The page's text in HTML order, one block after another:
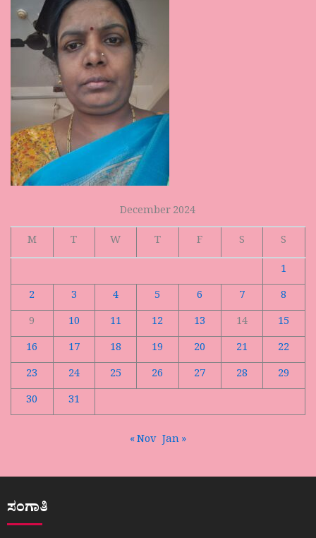
December 2024
M
T W T F S
S
1
2
3 4 5 6 7
8
9
10 11 12 13 14
15
16
17 18 19 20 21
22
23
24 25 26 27 28
29
30
31
« Nov Jan »
ಸಂಗಾತಿ